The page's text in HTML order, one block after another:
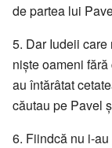
de partea lui
5. Dar Iudeii care
nişte oameni
au întărâtat
căutau pe Pavel
6. Fiindcă nu i-